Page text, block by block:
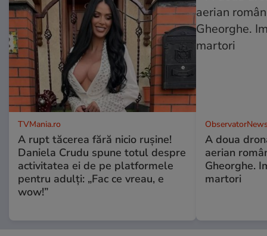
TVMania.ro
A rupt tăcerea fără nicio rușine!
Daniela Crudu spune totul despre
activitatea ei de pe platformele
pentru adulți: „Fac ce vreau, e
wow!”
A doua
aerian
Gheorghe.
martori